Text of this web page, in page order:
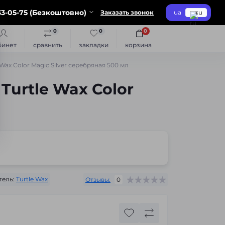
05-75 (Безкоштовно) Заказать звонок ua ru
сравнить
0
закладки
0
корзина
0
Color Magic Silver серебряная 500 мл
Wax Color
Turtle Wax Отзывы: 0